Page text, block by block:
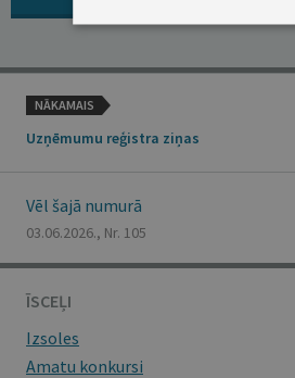
NĀKAMAIS
Uzņēmumu reģistra ziņas
Vēl šajā numurā
03.06.2026., Nr. 105
ĪSCEĻI
Izsoles
Amatu konkursi